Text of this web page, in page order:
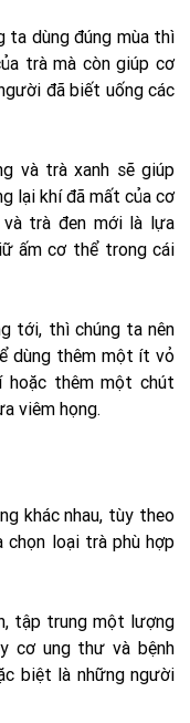
ta dùng đúng mùa thì
trà mà còn giúp cơ
đã biết uống các
và trà xanh sẽ giúp
lại khí đã mất của cơ
trà đen mới là lựa
ấm cơ thể trong cái
tới, thì chúng ta nên
dùng thêm một ít vỏ
hoặc thêm một chút
viêm họng.
khác nhau, tùy theo
chọn loại trà phù hợp
tập trung một lượng
cơ ung thư và bệnh
biệt là những người